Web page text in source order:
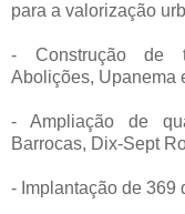
para a valorização
- Construção de
Abolições, Upanema
- Ampliação de
Barrocas, Dix-Sept
- Implantação de 369